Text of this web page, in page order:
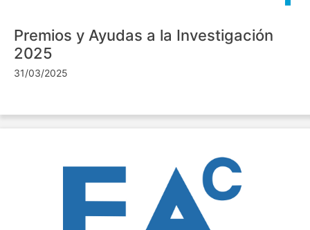
Premios y Ayudas a la Investigación
2025
31/03/2025